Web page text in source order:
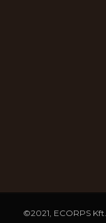
©2021, ECORPS Kft.